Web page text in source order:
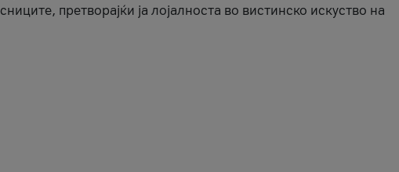
претворајќи ја лојалноста во вистинско искуство на